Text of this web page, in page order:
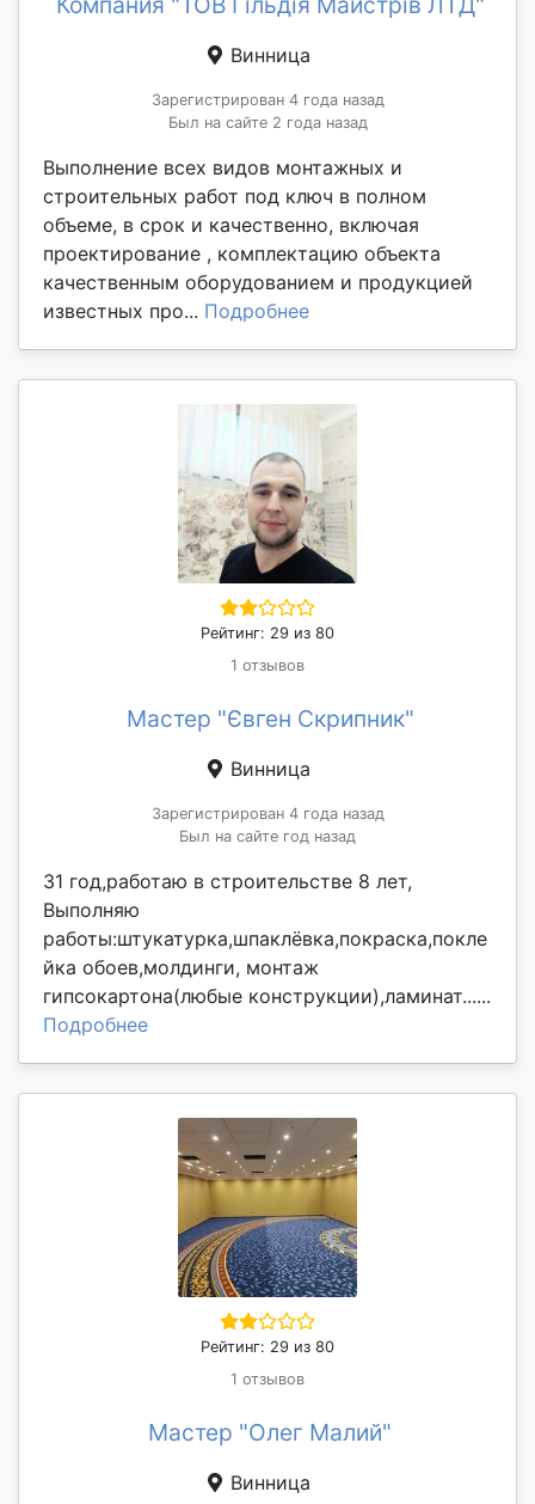
Винница
Зарегистрирован 4 года назад
Был на сайте 2 года назад
Выполнение всех видов монтажных и
строительных работ под ключ в полном
объеме, в срок и качественно, включая
проектирование , комплектацию объекта
качественным оборудованием и продукцией
известных про... Подробнее
Рейтинг: 29 из 80
1 отзывов
Мастер "Євген Скрипник"
Винница
Зарегистрирован 4 года назад
Был на сайте год назад
31 год,работаю в строительстве 8 лет,
Выполняю
работы:штукатурка,шпаклёвка,покраска,покле
йка обоев,молдинги, монтаж
гипсокартона(любые конструкции),ламинат......
Подробнее
Рейтинг: 29 из 80
1 отзывов
Мастер "Олег Малий"
Винница